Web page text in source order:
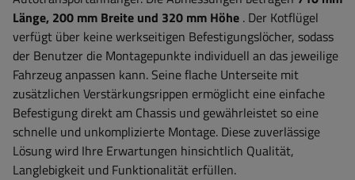
Länge, 200 mm Breite und 320 mm Höhe . Der Kotflügel
verfügt über keine werkseitigen Befestigungslöcher, sodass
der Benutzer die Montagepunkte individuell an das jeweilige
Fahrzeug anpassen kann. Seine flache Unterseite mit
zusätzlichen Verstärkungsrippen ermöglicht eine einfache
Befestigung direkt am Chassis und gewährleistet so eine
schnelle und unkomplizierte Montage. Diese zuverlässige
Lösung wird Ihre Erwartungen hinsichtlich Qualität,
Langlebigkeit und Funktionalität erfüllen.